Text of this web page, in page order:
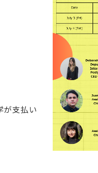
が支払い